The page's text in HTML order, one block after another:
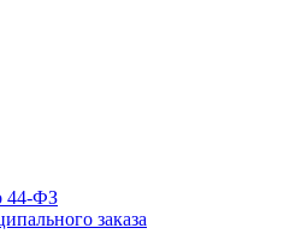
44-ФЗ
заказа